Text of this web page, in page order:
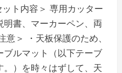
ト内容＞ 専用カッター
書、マーカーペン、両
＞ ・天板保護のため、
ルマット（以下テーブ
）を時々はずして、天